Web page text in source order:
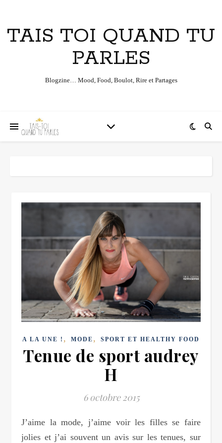
TAIS TOI QUAND TU
PARLES
Blogzine… Mood, Food, Boulot, Rire et Partages
A LA UNE ! , MODE , SPORT ET HEALTHY FOOD
Tenue de sport audrey
H
6 octobre 2015
J’aime la mode, j’aime voir les filles se faire
jolies et j’ai souvent un avis sur les tenues, sur